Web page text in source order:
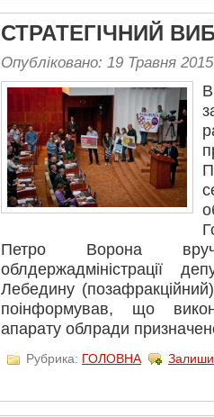
СТРАТЕГІЧНИЙ
Опубліковано: 19 Травня 2015
Петро Ворона
облдержадміністрації
Лебедину
поінформував, що
апарату облради
Рубрика: ГОЛОВНА